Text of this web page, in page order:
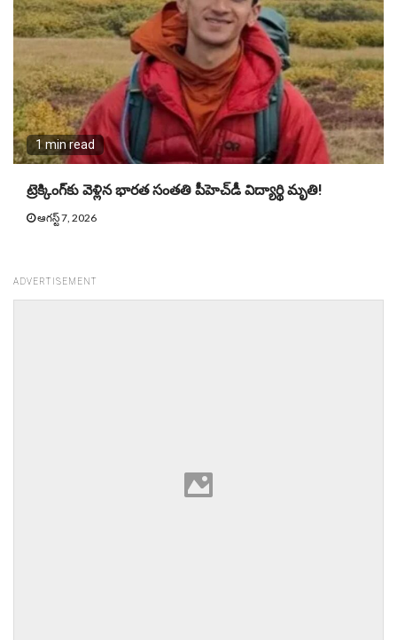
1 min read
ట్రెక్కింగ్‌కు వెళ్లిన భార‌త సంత‌తి పీహెచ్‌డీ విద్యార్థి మృతి!
ఆగస్ట్ 7, 2026
ADVERTISEMENT